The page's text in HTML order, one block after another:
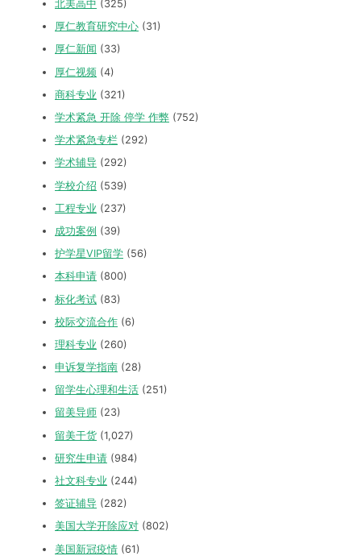
北美高中 (325)
厚仁教育研究中心 (31)
厚仁新闻 (33)
厚仁视频 (4)
商科专业 (321)
学术紧急 开除 停学 作弊 (752)
学术紧急专栏 (292)
学术辅导 (292)
学校介绍 (539)
工程专业 (237)
成功案例 (39)
护学星VIP留学 (56)
本科申请 (800)
标化考试 (83)
校际交流合作 (6)
理科专业 (260)
申诉复学指南 (28)
留学生心理和生活 (251)
留美导师 (23)
留美干货 (1,027)
研究生申请 (984)
社文科专业 (244)
签证辅导 (282)
美国大学开除应对 (802)
美国新冠疫情 (61)